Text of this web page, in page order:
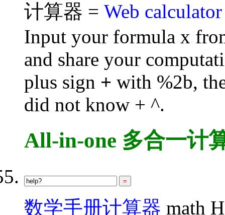
计算器 = Web calculator
Input your formula x
and share your
plus sign + with %2b,
did not know + ^.
All-in-one 多合一计
数学手册计算器 math